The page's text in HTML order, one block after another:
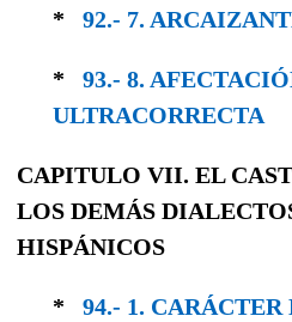
* 92.- 7.
* 93.- 8.
ULTRACORRECTA
CAPITULO VII. EL
LOS DEMÁS
HISPÁNICOS
* 94.- 1.